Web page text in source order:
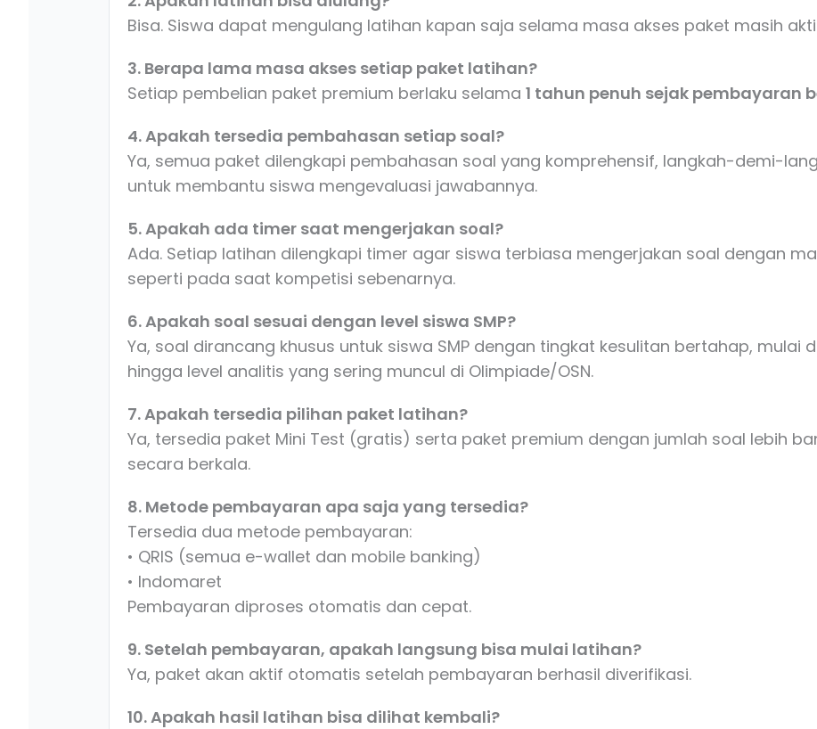
Bisa. Siswa dapat mengulang latihan kapan saja selama masa akses paket masih
3. Berapa lama masa akses setiap paket latihan?
Setiap pembelian paket premium berlaku selama 1 tahun penuh sejak pembayaran
4. Apakah tersedia pembahasan setiap soal?
Ya, semua paket dilengkapi pembahasan soal yang komprehensif, langkah-demi-
untuk membantu siswa mengevaluasi jawabannya.
5. Apakah ada timer saat mengerjakan soal?
Ada. Setiap latihan dilengkapi timer agar siswa terbiasa mengerjakan soal dengan
seperti pada saat kompetisi sebenarnya.
6. Apakah soal sesuai dengan level siswa SMP?
Ya, soal dirancang khusus untuk siswa SMP dengan tingkat kesulitan bertahap, mulai
hingga level analitis yang sering muncul di Olimpiade/OSN.
7. Apakah tersedia pilihan paket latihan?
Ya, tersedia paket Mini Test (gratis) serta paket premium dengan jumlah soal lebih
secara berkala.
8. Metode pembayaran apa saja yang tersedia?
Tersedia dua metode pembayaran:
• QRIS (semua e-wallet dan mobile banking)
• Indomaret
Pembayaran diproses otomatis dan cepat.
9. Setelah pembayaran, apakah langsung bisa mulai latihan?
Ya, paket akan aktif otomatis setelah pembayaran berhasil diverifikasi.
10. Apakah hasil latihan bisa dilihat kembali?